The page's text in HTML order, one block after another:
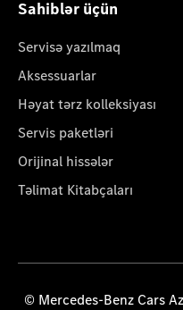
Sahiblər üçün
Servisə yazılmaq
Aksessuarlar
Həyat tərz kolleksiyası
Servis paketləri
Orijinal hissələr
Təlimat Kitabçaları
© Mercedes-Benz Cars